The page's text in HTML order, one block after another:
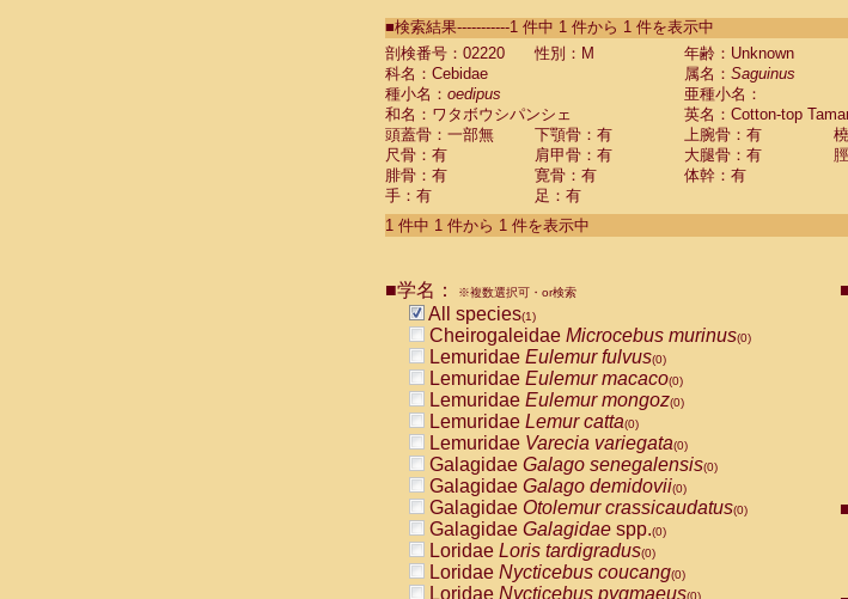
CebidaeSaguinus labiatus(0)
Cebidae Saguinus leucopus (0)
Cebidae
Cebidae
CebidaeSaguinus nigricollis (0)
Cebidae Saguinus oedipus
Cebidae Saguinus weddelli
Cebidae Saguinusspp.
Cebidae Aotus trivirgatus
Cebidae Cebus albifrons
CebidaeCebus nigrivittatus
CebidaeCebus
CebidaeSaimiri boliviensis(0)
CebidaeSaimiri sciureus(0)
AtelidaeAlouatta caraya(0)
AtelidaeAlouatta fusca(0)
AtelidaeAlouatta seniculus
AtelidaeAlouattaspp.(0)
AtelidaeAteles belzebuth(0)
AtelidaeAteles geoffroyi(0)
AtelidaeAteles paniscus(0)
AtelidaeAtelesspp.(0)
Atelidae Lagothrix lagothricha
AtelidaeLagothrix lagothricha cana
PitheciidaeCacajao calvus rubicundus
■検索結果-----------1 件中 1 件から 1 件を表示中
剖検番号：02220
性別：M
年齢：Unknown
科名：Cebidae
属名： Saguinus
種小名： oedipus
亜種小名：
和名：ワタボウシパンシェ
英名：Cotton-top
頭蓋骨：一部無
下顎骨：有 上腕骨：有
尺骨：有
肩甲骨：有 大腿骨：有
腓骨：有
寛骨：有
体幹：有
手：有
足：有
1 件中 1 件から 1 件を表示中
■学名： ※複数選択可・or検索
All species(1)
Cheirogaleidae Microcebus murinus(0)
Lemuridae Eulemur fulvus(0)
Lemuridae Eulemur macaco(0)
Lemuridae Eulemur mongoz(0)
Lemuridae Lemur catta(0)
Lemuridae Varecia variegata(0)
Galagidae Galago senegalensis(0)
Galagidae Galago demidovii(0)
Galagidae Otolemur crassicaudatus(0)
Galagidae Galagidae spp.(0)
Loridae Loris tardigradus(0)
Loridae Nycticebus coucang(0)
Loridae Nycticebus pygmaeus(0)